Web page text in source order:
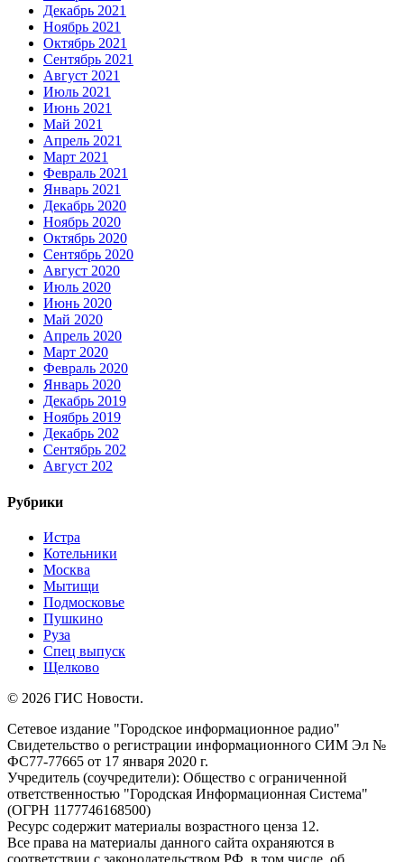
Декабрь 2021
Ноябрь 2021
Октябрь 2021
Сентябрь 2021
Август 2021
Июль 2021
Июнь 2021
Май 2021
Апрель 2021
Март 2021
Февраль 2021
Январь 2021
Декабрь 2020
Ноябрь 2020
Октябрь 2020
Сентябрь 2020
Август 2020
Июль 2020
Июнь 2020
Май 2020
Апрель 2020
Март 2020
Февраль 2020
Январь 2020
Декабрь 2019
Ноябрь 2019
Декабрь 202
Сентябрь 202
Август 202
Рубрики
Истра
Котельники
Москва
Мытищи
Подмосковье
Пушкино
Руза
Спец выпуск
Щелково
© 2026 ГИС Новости.
Сетевое издание "Городское информационное радио"
Свидетельство о регистрации информационного СИМ Эл №
ФС77-77665 от 17 января 2020 г.
Учредитель (соучредители): Общество с ограниченной
ответственностью "Городская Информационная Система"
(ОГРН 1177746168500)
Ресурс содержит материалы возрастного ценза 12.
Все права на материалы данного сайта охраняются в
соответствии с законодательством РФ, в том числе, об